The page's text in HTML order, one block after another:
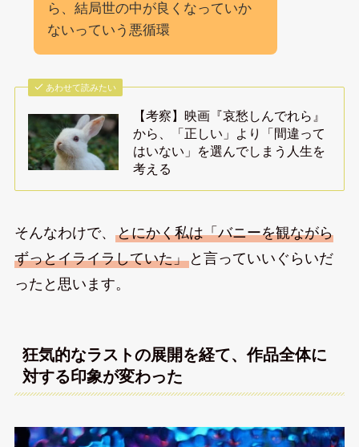
ら、結局世の中が良くなっていか
ないっていう悪循環
あわせて読みたい
【考察】映画『哀愁しんでれら』
から、「正しい」より「間違って
はいない」を選んでしまう人生を
考える
そんなわけで、 とにかく私は「バニーを観ながら
ずっとイライラしていた」と言っていいぐらいだ
ったと思います。
狂気的なラストの展開を経て、作品全体に
対する印象が変わった